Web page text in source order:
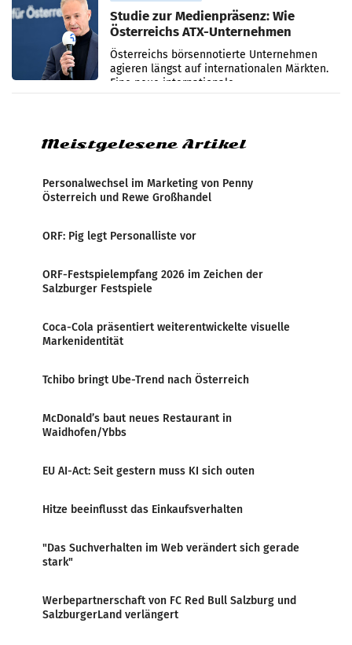
Studie zur Medienpräsenz: Wie
Österreichs ATX-Unternehmen
international wahrgenommen
werden
Österreichs börsennotierte Unternehmen
agieren längst auf internationalen Märkten.
Eine neue internationale
Medienresonanzanalyse untersucht die
Meistgelesene Artikel
Personalwechsel im Marketing von Penny
Österreich und Rewe Großhandel
ORF: Pig legt Personalliste vor
ORF-Festspielempfang 2026 im Zeichen der
Salzburger Festspiele
Coca-Cola präsentiert weiterentwickelte visuelle
Markenidentität
Tchibo bringt Ube-Trend nach Österreich
McDonald’s baut neues Restaurant in
Waidhofen/Ybbs
EU AI-Act: Seit gestern muss KI sich outen
Hitze beeinflusst das Einkaufsverhalten
"Das Suchverhalten im Web verändert sich gerade
stark"
Werbepartnerschaft von FC Red Bull Salzburg und
SalzburgerLand verlängert